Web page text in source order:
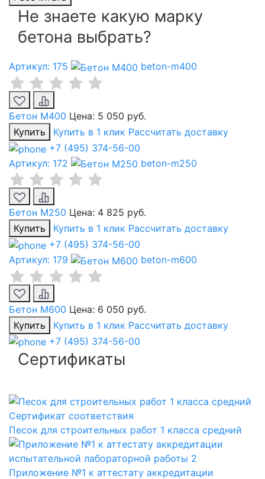
Не знаете какую марку
бетона выбрать?
Артикул: 175 beton-m400
Бетон М400 Цена: 5 050 руб.
Купить
Купить в 1 клик Рассчитать доставку
+7 (495) 374-56-00
Артикул: 172
beton-m250
Бетон М250 Цена: 4 825 руб.
Купить
Купить в 1 клик Рассчитать доставку
+7 (495) 374-56-00
Артикул: 179
beton-m600
Бетон М600 Цена: 6 050 руб.
Купить
Купить в 1 клик Рассчитать доставку
+7 (495) 374-56-00
Сертификаты
Сертификат соответствия
Песок для строительных работ 1 класса средний
Приложение №1 к аттестату аккредитации